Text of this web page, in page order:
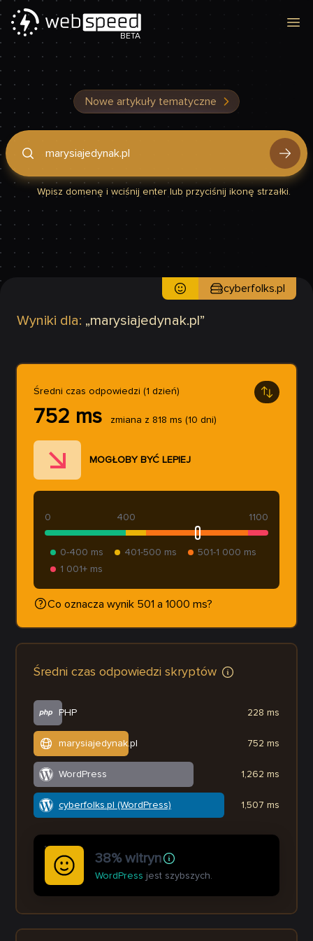
BETA
Nowe artykuły tematyczne
Podaj domenę, by sprawdzić, czy Twoja strona jest szybka
Wpisz domenę i wciśnij enter lub przyciśnij ikonę strzałki.
Wyniki dla: „marysiajedynak.pl ”
cyberfolks.pl
Średni czas odpowiedzi (1 dzień)
752 ms zmiana z 818 ms (10 dni)
MOGŁOBY BYĆ LEPIEJ
400
0 1100
0-400 ms 401-500 ms
501-1 000 ms
1 001+ ms
Co oznacza wynik 501 a 1000 ms?
Średni czas odpowiedzi skryptów
PHP
marysiajedynak.pl
WordPress
cyberfolks.pl (WordPress)
228 ms
752 ms
1,262 ms
1,507 ms
38% witryn
WordPress jest szybszych.